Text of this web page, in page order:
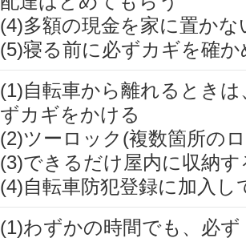
(4)多額の現金を家に置かな
(5)寝る前に必ずカギを確
(1)自転車から離れるとき
ずカギをかける
(2)ツーロック(複数箇所の
(3)できるだけ屋内に収納す
(4)自転車防犯登録に加入し
(1)わずかの時間でも、必